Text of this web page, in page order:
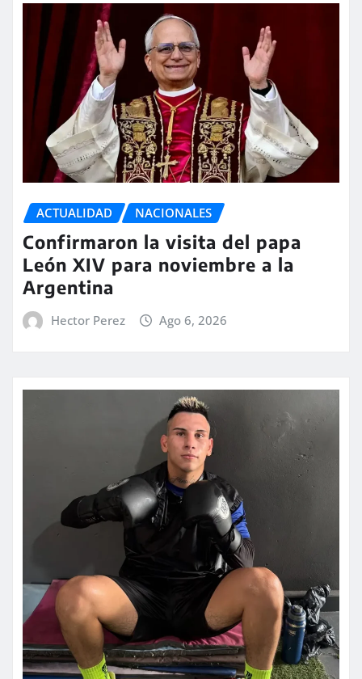
ACTUALIDAD NACIONALES
Confirmaron la visita del papa
León XIV para noviembre a la
Argentina
Hector Perez Ago 6, 2026